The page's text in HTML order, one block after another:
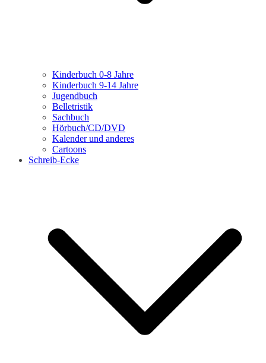
Kinderbuch 0-8 Jahre
Kinderbuch 9-14 Jahre
Jugendbuch
Belletristik
Sachbuch
Hörbuch/CD/DVD
Kalender und anderes
Cartoons
Schreib-Ecke